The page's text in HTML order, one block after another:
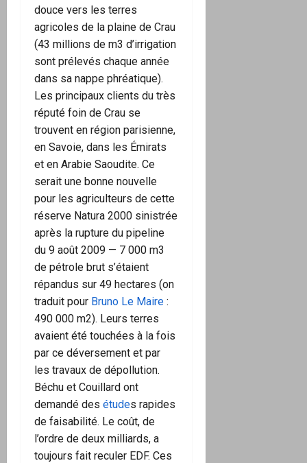
douce vers les terres
agricoles de la plaine de Crau
(43 millions de m3 d’irrigation
sont prélevés chaque année
dans sa nappe phréatique).
Les principaux clients du très
réputé foin de Crau se
trouvent en région parisienne,
en Savoie, dans les Émirats
et en Arabie Saoudite. Ce
serait une bonne nouvelle
pour les agriculteurs de cette
réserve Natura 2000 sinistrée
après la rupture du pipeline
du 9 août 2009 — 7 000 m3
de pétrole brut s’étaient
répandus sur 49 hectares (on
traduit pour Bruno Le Maire :
490 000 m2). Leurs terres
avaient été touchées à la fois
par ce déversement et par
les travaux de dépollution.
Béchu et Couillard ont
demandé des études rapides
de faisabilité. Le coût, de
l’ordre de deux milliards, a
toujours fait reculer EDF. Ces